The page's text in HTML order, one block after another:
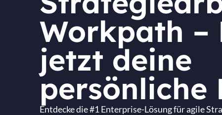
Workpath –
jetzt deine
persönliche
Entdecke die #1 Enterprise-Lösung für agile